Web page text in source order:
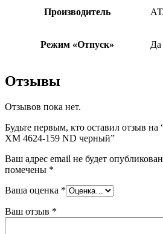
Производитель
Режим «Отпуск» Да
Отзывы
Отзывов пока нет.
Будьте первым, кто оставил отзыв
ХМ 4624-159 ND черный”
Ваш адрес email не будет
помечены *
Ваша оценка *
Ваш отзыв *